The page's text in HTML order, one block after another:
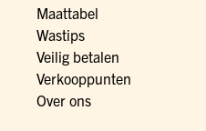
Maattabel
Wastips
Veilig betalen
Verkooppunten
Over ons